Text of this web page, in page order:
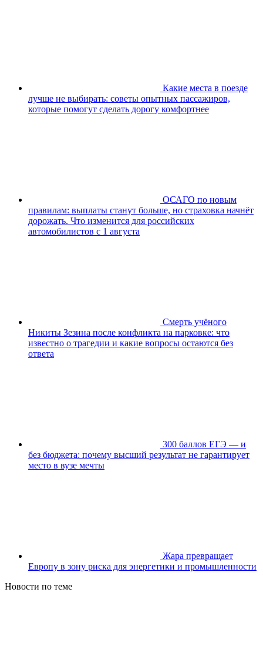
Какие места в поезде
лучше не выбирать: советы опытных пассажиров,
которые помогут сделать дорогу комфортнее
ОСАГО по новым
правилам: выплаты станут больше, но страховка начнёт
дорожать. Что изменится для российских
автомобилистов с 1 августа
Смерть учёного
Никиты Зезина после конфликта на парковке: что
известно о трагедии и какие вопросы остаются без
ответа
300 баллов ЕГЭ — и
без бюджета: почему высший результат не гарантирует
место в вузе мечты
Жара превращает
Европу в зону риска для энергетики и промышленности
Новости по теме